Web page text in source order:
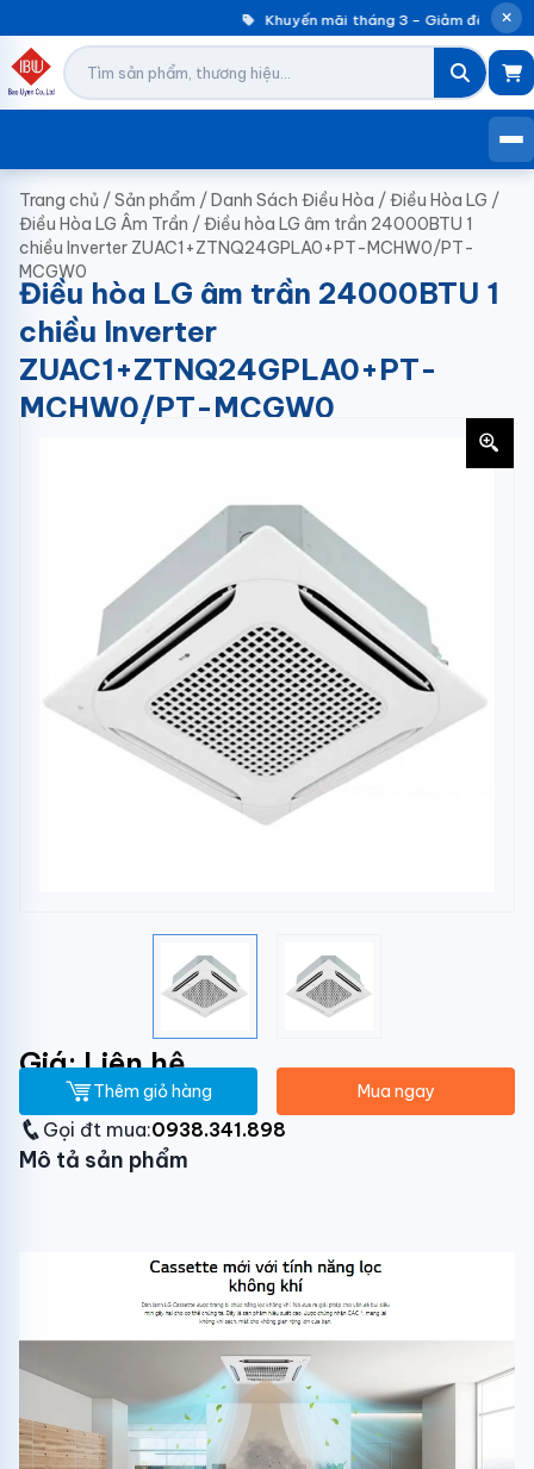
Khuyến mãi tháng 3 – Giảm đến
Trang chủ /Sản phẩm /Danh Sách Điều Hòa /Điều Hòa LG /
Điều Hòa LG Âm Trần /Điều hòa LG âm trần 24000BTU 1
chiều Inverter ZUAC1+ZTNQ24GPLA0+PT-MCHW0/PT-
MCGW0
Điều hòa LG âm trần 24000BTU 1
chiều Inverter
ZUAC1+ZTNQ24GPLA0+PT-
MCHW0/PT-MCGW0
Giá: Liên hệ
Thêm giỏ hàng Mua ngay
Gọi đt mua:0938.341.898
Mô tả sản phẩm